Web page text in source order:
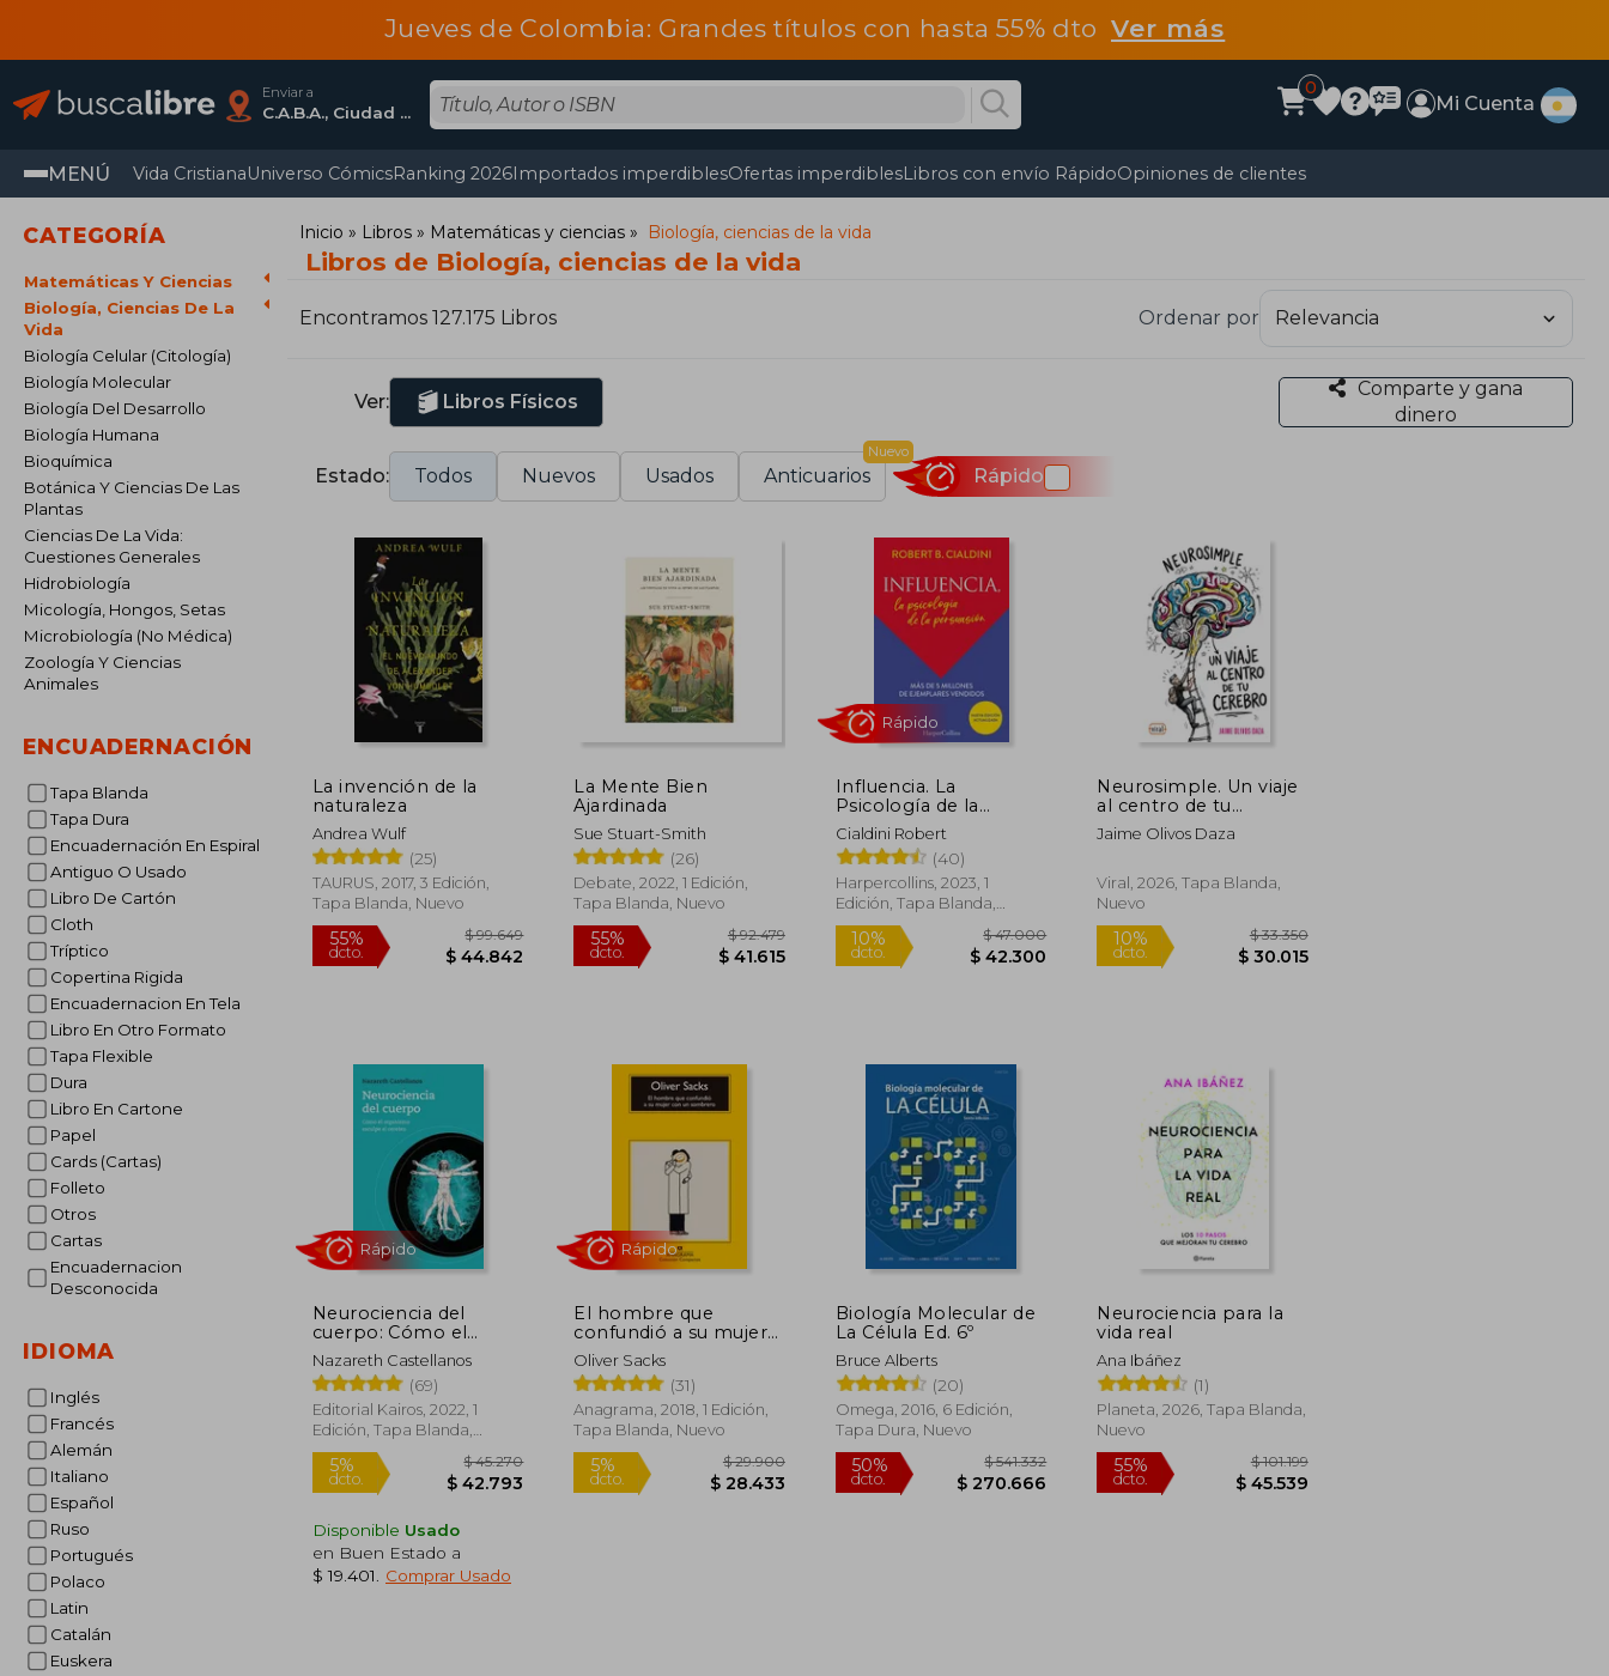
Jueves de Colombia: Grandes títulos con hasta 55% dtoVer más
Enviar a
C.A.B.A., Ciudad Autónoma De Buenos Aires
0
Mi Cuenta
MENÚ Vida CristianaUniverso CómicsRanking 2026Importados imperdiblesOfertas imperdiblesLibros con envío RápidoOpiniones de clientes
CATEGORÍA
Matemáticas Y Ciencias
Biología, Ciencias De La
Vida
Biología Celular (Citología)
Biología Molecular
Biología Del Desarrollo
Biología Humana
Bioquímica
Botánica Y Ciencias De Las
Plantas
Ciencias De La Vida:
Cuestiones Generales
Hidrobiología
Micología, Hongos, Setas
Microbiología (No Médica)
Zoología Y Ciencias
Animales
ENCUADERNACIÓN
Tapa Blanda
Tapa Dura
Encuadernación En Espiral
Antiguo O Usado
Libro De Cartón
Cloth
Tríptico
Copertina Rigida
Encuadernacion En Tela
Libro En Otro Formato
Tapa Flexible
Dura
Libro En Cartone
Papel
Cards (Cartas)
Folleto
Otros
Cartas
Encuadernacion
Desconocida
IDIOMA
Inglés
Francés
Alemán
Italiano
Español
Ruso
Portugués
Polaco
Latin
Catalán
Euskera
Inicio Libros Matemáticas y ciencias Biología, ciencias de la vida
Libros de Biología, ciencias de la vida
Encontramos 127.175 Libros Ordenar por
Ver: Libros Físicos
Comparte y gana
dinero
Estado: Todos Nuevos Usados Anticuarios
Nuevo
Rápido
La invención de la
naturaleza
Andrea Wulf
(25)
TAURUS, 2017, 3 Edición,
Tapa Blanda, Nuevo
La Mente Bien
Ajardinada
Sue Stuart-Smith
(26)
Debate, 2022, 1 Edición,
Tapa Blanda, Nuevo
$ 41.615
Influencia. La
Psicología de la
Persuasión
Cialdini Robert
(40)
Harpercollins, 2023, 1
Edición, Tapa Blanda,
Nuevo
Neurosimple. Un viaje
al centro de tu
cerebro
Jaime Olivos Daza
Viral, 2026, Tapa Blanda,
Nuevo
Neurociencia del
cuerpo: Cómo el
organismo esculpe el
cerebro
Nazareth Castellanos
(69)
Editorial Kairos, 2022, 1
Edición, Tapa Blanda,
Nuevo
Rápido
Disponible Usado
en Buen Estado a
$ 19.401
Comprar Usado
El hombre que
confundió a su mujer
con un sombrero
Oliver Sacks
(31)
Anagrama, 2018, 1 Edición,
Tapa Blanda, Nuevo
Rápido
Biología Molecular de
La Célula Ed. 6º
Bruce Alberts
(20)
Omega, 2016, 6 Edición,
Tapa Dura, Nuevo
Neurociencia para la
vida real
Ana Ibáñez
(1)
Planeta, 2026, Tapa Blanda,
Nuevo